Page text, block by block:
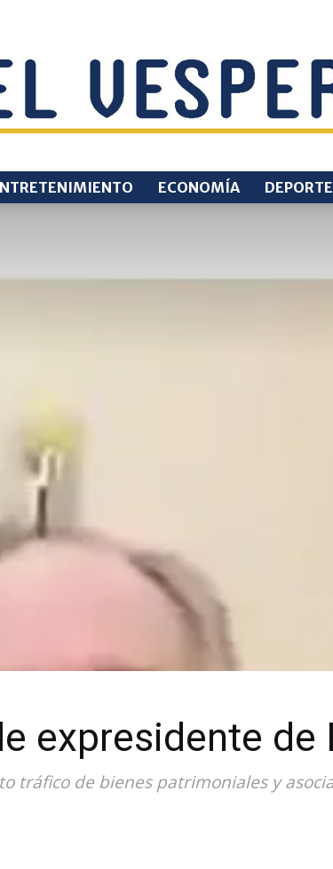
ECONOMÍA
expresidente de
tráfico de bienes patrimoniales y